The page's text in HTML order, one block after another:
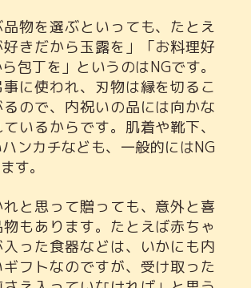
物を選ぶといっても、たとえ
きだから玉露を」「お料理好
包丁を」というのはNGです。
に使われ、刃物は縁を切るこ
るので、内祝いの品には向かな
いるからです。肌着や靴下、
ンカチなども、一般的にはNG
す。
れと思って贈っても、意外と喜
もあります。たとえば赤ちゃ
った食器などは、いかにも内
フトなのですが、受け取った